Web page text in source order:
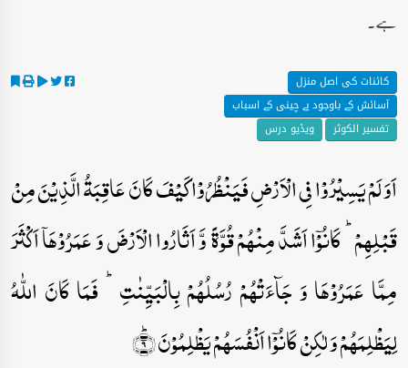
ہے۔
کائنات کی اصل منزل
آسائش کے باوجود بے چینی کے اسباب
تفسیر الکوثر
ویڈیو درس
اَوَ لَمۡ یَسِیۡرُوۡا فِی الۡاَرۡضِ فَیَنۡظُرُوۡا کَیۡفَ کَانَ عَاقِبَۃُ الَّذِیۡنَ مِنۡ
قَبۡلِہِمۡ ؕ کَانُوۡۤا اَشَدَّ مِنۡہُمۡ قُوَّۃً وَّ اَثَارُوا الۡاَرۡضَ وَ عَمَرُوۡہَاۤ اَکۡثَرَ
مِمَّا عَمَرُوۡہَا وَ جَآءَتۡہُمۡ رُسُلُہُمۡ بِالۡبَیِّنٰتِ ؕ فَمَا کَانَ اللّٰہُ
لِیَظۡلِمَہُمۡ وَ لٰکِنۡ کَانُوۡۤا اَنۡفُسَہُمۡ یَظۡلِمُوۡنَ ؕ﴿۹﴾